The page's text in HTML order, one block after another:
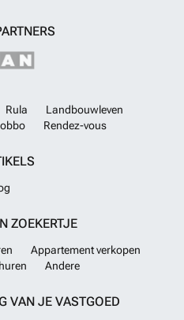
Rula
Landbouwleven
Rendez-vous
ZOEKERTJE
Appartement verkopen
Andere
VAN JE VASTGOED